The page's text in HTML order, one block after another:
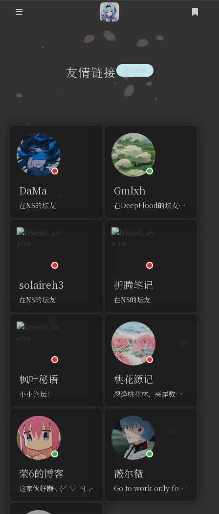
友情链接 提交链接
DaMa
在NS的坛友
Gmlxh
在DeepFlood的坛友哦！
solaireh3
在NS的坛友
折腾笔记
在NS的坛友
枫叶秘语
小小论坛！
桃花源记
忽逢桃花林，夹岸数百步，中无杂树，芳草鲜美，落英缤纷。
荣6的博客
这家伙好懒╮(╯▽╰)╭
薇尔薇
Go to work only for getting off work